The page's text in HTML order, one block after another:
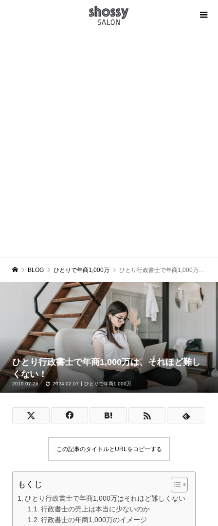
BLOG ひとりで年商1,000万 ひとり行政書士で年商1,000万は、それほど難しくない！
ひとり行政書士で年商1,000万は、それほど難し
くない！
2019.07.26 2024.02.07 ひとりで年商1,000万
この記事のタイトルとURLをコピーする
もくじ
ひとり行政書士で年商1,000万はそれほど難しくない
行政書士の売上は本当に少ないのか
行政書士の年商1,000万のイメージ